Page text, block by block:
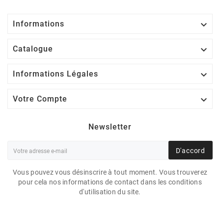
Informations 
Catalogue 
Informations Légales 
Votre Compte 
Newsletter
D'accord
Vous pouvez vous désinscrire à tout moment. Vous trouverez
pour cela nos informations de contact dans les conditions
d'utilisation du site.